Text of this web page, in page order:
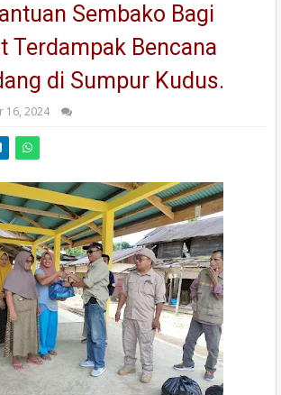
Sembako Bagi
Terdampak Bencana
di Sumpur Kudus.
16, 2024